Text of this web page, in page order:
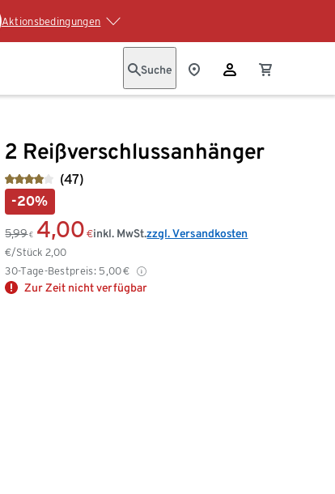
Aktionsbedingungen
Suche
2 Reißverschlussanhänger
(47)
-20%
5,99 € 4,00 €
€/Stück2,00
30-Tage-Bestpreis: 5,00€
inkl. MwSt.zzgl. Versandkosten
Zur Zeit nicht verfügbar